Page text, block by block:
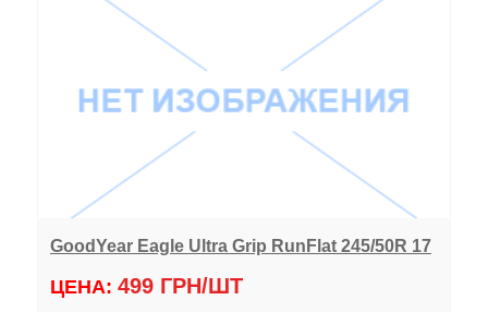
GoodYear Eagle Ultra Grip RunFlat 245/50R 17
ЦЕНА: 499 ГРН/ШТ